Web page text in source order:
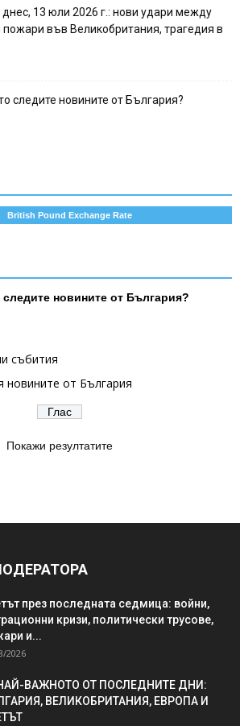
13 юли 2026 г.: нови удари между
във Великобритания, трагедия в
следите новините от България?
British Pound Exchange Rate
следите новините от България?
събития
новините от България
Покажи резултатите
през последната седмица: войни,
кризи, политически трусове,
и...
2026
ВАЖНОТО ОТ ПОСЛЕДНИТЕ ДНИ:
ВЕЛИКОБРИТАНИЯ, ЕВРОПА И